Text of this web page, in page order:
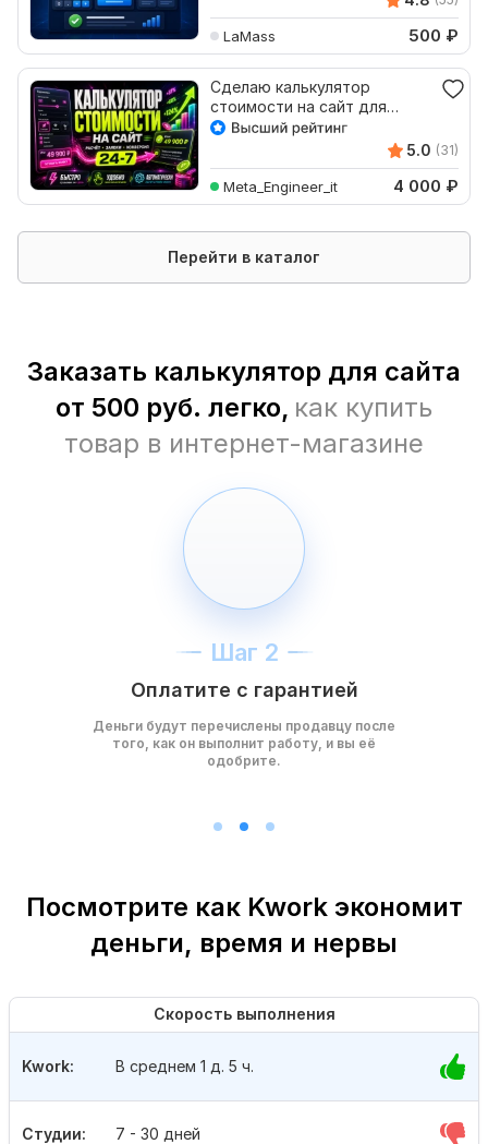
LaMass 500 ₽
Сделаю калькулятор
стоимости на сайт для
заявок
5.0 (31)
Meta_Engineer_it 4 000 ₽
Перейти в каталог
Заказать калькулятор для сайта
от 500 руб. легко, как купить
товар в интернет-магазине
Шаг 2
Оплатите с гарантией
Деньги будут перечислены продавцу после
того, как он выполнит работу, и вы её
одобрите.
Посмотрите как Kwork экономит
деньги, время и нервы
Скорость выполнения
Студии: 7 - 30 дней
Kwork: В среднем 1 д. 5 ч.